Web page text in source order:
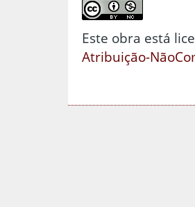
Este obra está
Atribuição-